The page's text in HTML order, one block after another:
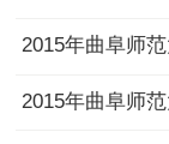
2015年曲阜师
2015年曲阜师